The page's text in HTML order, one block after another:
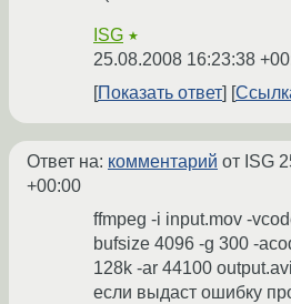
ISG ★
25.08.2008 16:23:38
Показать ответ
Ответ на: комментарий от ISG
+00:00
ffmpeg -i input.mov -
bufsize 4096 -g 300 -
128k -ar 44100 output.avi
если выдаст ошибку